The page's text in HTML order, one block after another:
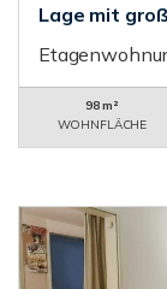
Lage mit
98 m²
WOHNFLÄCHE